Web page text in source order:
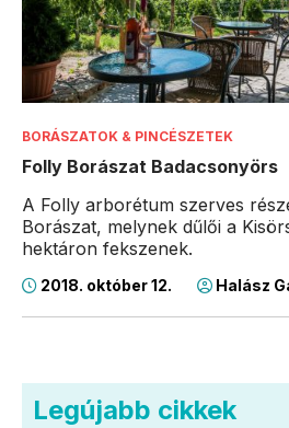
BORÁSZATOK & PINCÉSZETEK
Folly Borászat Badacsonyörs
A Folly arborétum szerves
Borászat, melynek dűlői a
hektáron fekszenek.
2018. október 12. Halász
Legújabb cikkek